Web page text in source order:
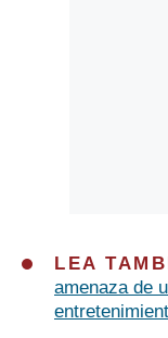
LEA
amenaza de